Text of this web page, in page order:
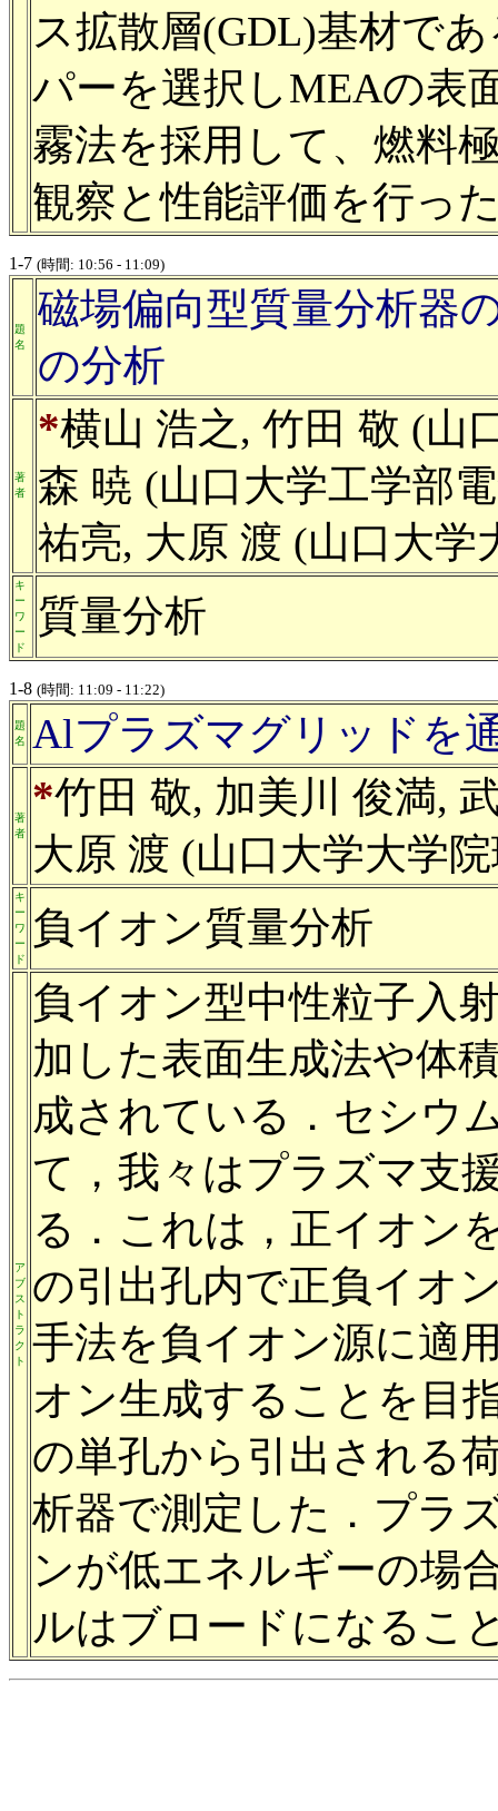
ス拡散層(GDL)基材で
パーを選択しMEAの表
霧法を採用して、燃料
観察と性能評価を行っ
1-7 (時間: 10:56 - 11:09)
題
名
磁場偏向型質量分析器
の分析
著
者
*横山 浩之, 竹田 敬 (山
森 暁 (山口大学工学部
祐亮, 大原 渡 (山口大学
キ
ー
ワ
ー
ド
質量分析
1-8 (時間: 11:09 - 11:22)
題
名
Alプラズマグリッドを
著
者
*竹田 敬, 加美川 俊満,
大原 渡 (山口大学大学
キ
ー
ワ
ー
ド
負イオン質量分析
ア
ブ
ス
ト
ラ
ク
ト
負イオン型中性粒子入
加した表面生成法や体
成されている．セシウ
て，我々はプラズマ支
る．これは，正イオン
の引出孔内で正負イオ
手法を負イオン源に適
オン生成することを目
の単孔から引出される
析器で測定した．プラ
ンが低エネルギーの場
ルはブロードになるこ